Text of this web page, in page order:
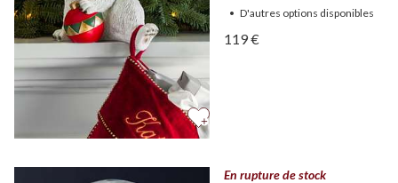
• D'autres options disponibles
Afficher Porte-
Afficher Porte-
119 €
En rupture de stock